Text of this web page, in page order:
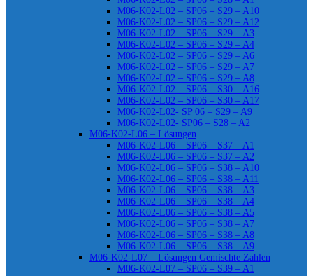
M06-K02-L02 – SP06 – S29 – A10
M06-K02-L02 – SP06 – S29 – A12
M06-K02-L02 – SP06 – S29 – A3
M06-K02-L02 – SP06 – S29 – A4
M06-K02-L02 – SP06 – S29 – A6
M06-K02-L02 – SP06 – S29 – A7
M06-K02-L02 – SP06 – S29 – A8
M06-K02-L02 – SP06 – S30 – A16
M06-K02-L02 – SP06 – S30 – A17
M06-K02-L02- SP 06 – S29 – A9
M06-K02-L02- SP06 – S28 – A2
M06-K02-L06 – Lösungen
M06-K02-L06 – SP06 – S37 – A1
M06-K02-L06 – SP06 – S37 – A2
M06-K02-L06 – SP06 – S38 – A10
M06-K02-L06 – SP06 – S38 – A11
M06-K02-L06 – SP06 – S38 – A3
M06-K02-L06 – SP06 – S38 – A4
M06-K02-L06 – SP06 – S38 – A5
M06-K02-L06 – SP06 – S38 – A7
M06-K02-L06 – SP06 – S38 – A8
M06-K02-L06 – SP06 – S38 – A9
M06-K02-L07 – Lösungen Gemischte Zahlen
M06-K02-L07 – SP06 – S39 – A1